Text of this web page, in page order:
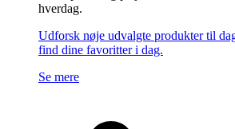
hverdag.
Udforsk nøje udvalgte produkter til
find dine favoritter i dag.
Se mere